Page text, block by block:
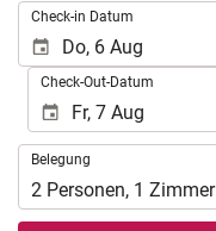
Check-in Datum
Check-Out-Datum
Belegung
Belegung
2 Personen, 1 Zimmer